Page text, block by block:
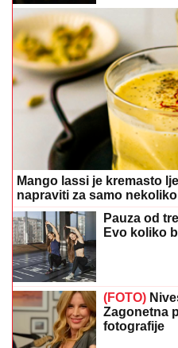
Mango lassi je kremasto
napraviti za samo
Pauza od
Evo koliko
(FOTO)
Zagonetna
fotografije